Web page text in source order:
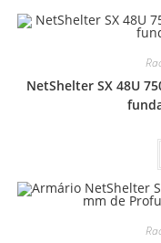
NetShelter SX 48U